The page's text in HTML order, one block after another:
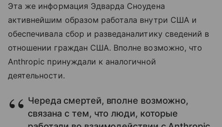
Эта же информация Эдварда Сноудена
активнейшим образом работала внутри США и
обеспечивала сбор и разведаналитику сведений в
отношении граждан США. Вполне возможно, что
Anthropic принуждали к аналогичной
деятельности.
Череда смертей, вполне возможно,
связана с тем, что люди, которые